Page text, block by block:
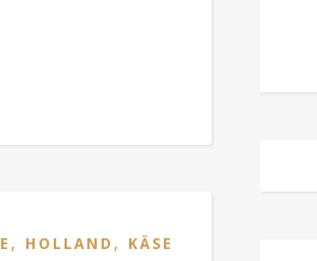
, HOLLAND , KÄSE